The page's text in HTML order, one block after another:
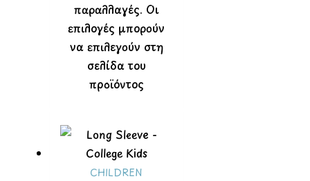
παραλλαγές. Οι
επιλογές μπορούν
να επιλεγούν στη
σελίδα του
προϊόντος
CHILDREN